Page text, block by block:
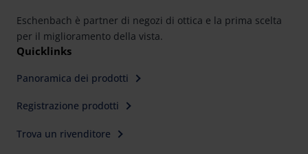
Eschenbach è partner di negozi di ottica e la prima scelta
per il miglioramento della vista.
Quicklinks
Panoramica dei prodotti
Registrazione prodotti
Trova un rivenditore